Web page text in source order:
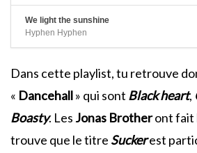
We light the sunshine
Hyphen Hyphen
Dans cette playlist, tu retrouve
« Dancehall» qui sont Black heart,
Boasty. Les Jonas Brotheront fait
trouve que le titre Suckerest